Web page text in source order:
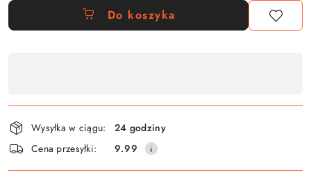
Do koszyka
płatność
i
dostawa
Wysyłka w ciągu:
24 godziny
Cena przesyłki:
9.99